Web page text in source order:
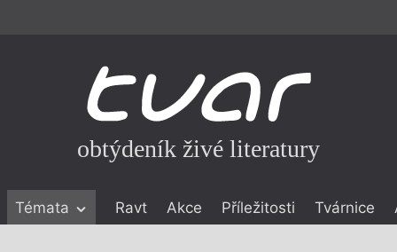
obtýdeník živé literatury
Témata Ravt Akce Příležitosti Tvárnice